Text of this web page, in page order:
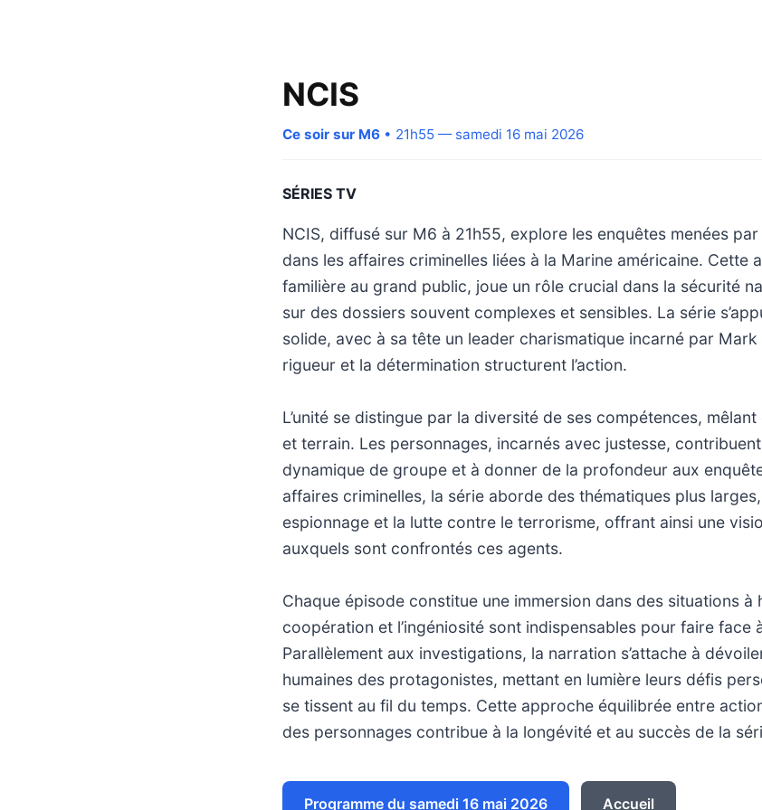
NCIS
Ce soir sur M6 • 21h55 — samedi 16 mai 2026
SÉRIES TV
NCIS, diffusé sur M6 à 21h55, explore les enquêtes menées
dans les affaires criminelles liées à la Marine américaine. Cette
familière au grand public, joue un rôle crucial dans la sécurité
sur des dossiers souvent complexes et sensibles. La série
solide, avec à sa tête un leader charismatique incarné par
rigueur et la détermination structurent l’action.
L’unité se distingue par la diversité de ses compétences,
et terrain. Les personnages, incarnés avec justesse,
dynamique de groupe et à donner de la profondeur aux
affaires criminelles, la série aborde des thématiques plus
espionnage et la lutte contre le terrorisme, offrant ainsi une
auxquels sont confrontés ces agents.
Chaque épisode constitue une immersion dans des situations à
coopération et l’ingéniosité sont indispensables pour faire face
Parallèlement aux investigations, la narration s’attache à
humaines des protagonistes, mettant en lumière leurs défis
se tissent au fil du temps. Cette approche équilibrée entre
des personnages contribue à la longévité et au succès de la
Programme du samedi 16 mai 2026 Accueil